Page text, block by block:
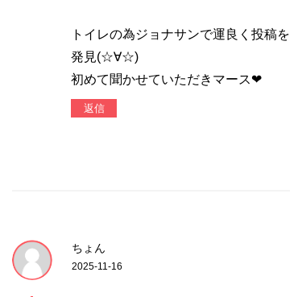
トイレの為ジョナサンで運良く投稿を
発見(☆∀☆)
初めて聞かせていただきマース❤
返信
ちょん
2025-11-16